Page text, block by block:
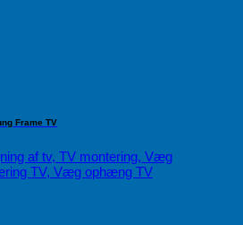
Frame TV
af tv, TV montering, Væg
TV, Væg ophæng TV